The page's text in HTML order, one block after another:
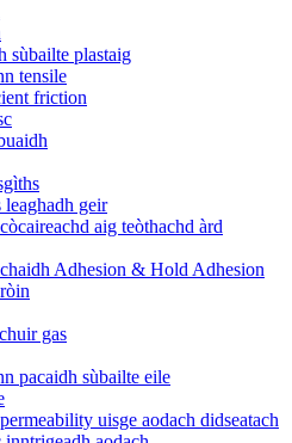
sùbailte plastaig
tensile
friction
leaghadh geir
aig teòthachd àrd
Adhesion & Hold Adhesion
gas
pacaidh sùbailte eile
uisge aodach didseatach